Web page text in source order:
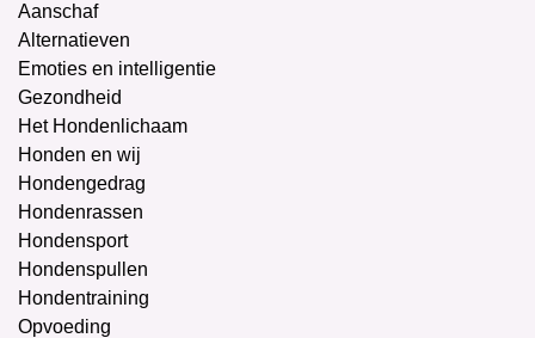
Aanschaf
Alternatieven
Emoties en intelligentie
Gezondheid
Het Hondenlichaam
Honden en wij
Hondengedrag
Hondenrassen
Hondensport
Hondenspullen
Hondentraining
Opvoeding